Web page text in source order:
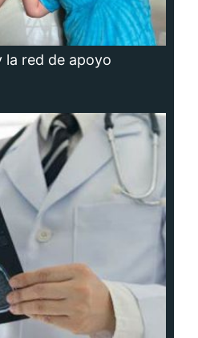
la red de apoyo